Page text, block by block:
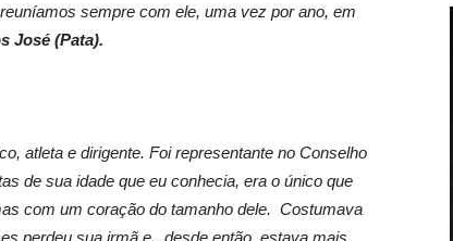
sempre com ele, uma vez por ano, em
José (Pata).
atleta e dirigente. Foi representante no Conselho
de sua idade que eu conhecia, era o único que
com um coração do tamanho dele. Costumava